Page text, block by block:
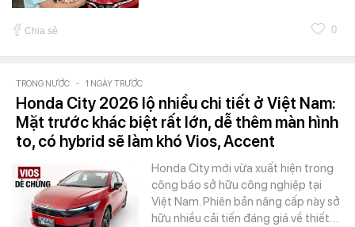
Chia sẻ 0
TRONG NƯỚC - 1 NGÀY TRƯỚC
Honda City 2026 lộ nhiều chi tiết ở Việt Nam:
Mặt trước khác biệt rất lớn, dễ thêm màn hình
to, có hybrid sẽ làm khó Vios, Accent
Honda City mới vừa xuất hiện trong
công báo sở hữu công nghiệp tại
Việt Nam. Phiên bản nâng cấp này sở
hữu nhiều cải tiến đáng giá về thiết…